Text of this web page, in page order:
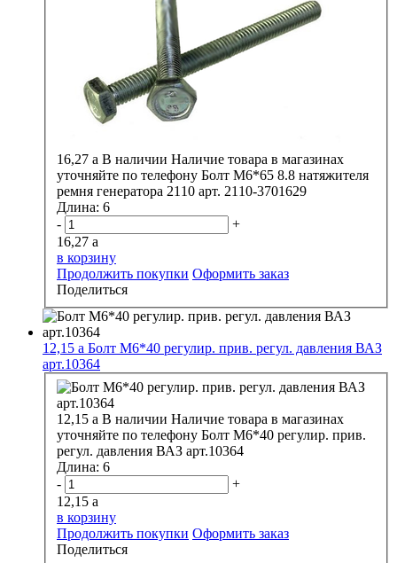
16,27 a В наличии Наличие товара в магазинах
уточняйте по телефону Болт М6*65 8.8 натяжителя
ремня генератора 2110 арт. 2110-3701629
Длина: 6
-
+
16,27 a
в корзину
Продолжить покупки Оформить заказ
Поделиться
12,15 a Болт М6*40 регулир. прив. регул. давления ВАЗ
арт.10364
12,15 a В наличии Наличие товара в магазинах
уточняйте по телефону Болт М6*40 регулир. прив.
регул. давления ВАЗ арт.10364
Длина: 6
-
+
12,15 a
в корзину
Продолжить покупки Оформить заказ
Поделиться